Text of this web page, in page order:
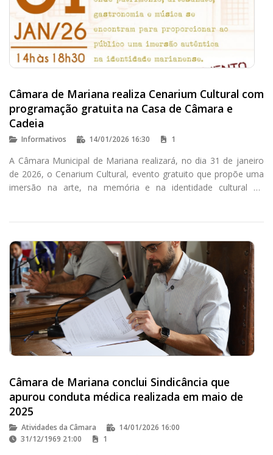
Câmara de Mariana realiza Cenarium Cultural com
programação gratuita na Casa de Câmara e
Cadeia
Informativos 14/01/2026 16:30 1
A Câmara Municipal de Mariana realizará, no dia 31 de janeiro
de 2026, o Cenarium Cultural, evento gratuito que propõe uma
imersão na arte, na memória e na identidade cultural do
Câmara de Mariana conclui Sindicância que
apurou conduta médica realizada em maio de
2025
Atividades da Câmara
14/01/2026 16:00
31/12/1969 21:00
1